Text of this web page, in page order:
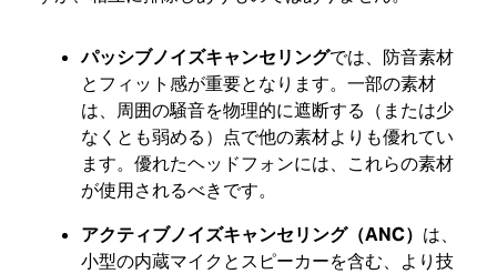
パッシブノイズキャンセリングでは、防音素材
とフィット感が重要となります。一部の素材
は、周囲の騒音を物理的に遮断する（または少
なくとも弱める）点で他の素材よりも優れてい
ます。優れたヘッドフォンには、これらの素材
が使用されるべきです。
アクティブノイズキャンセリング（ANC） は、
小型の内蔵マイクとスピーカーを含む、より技